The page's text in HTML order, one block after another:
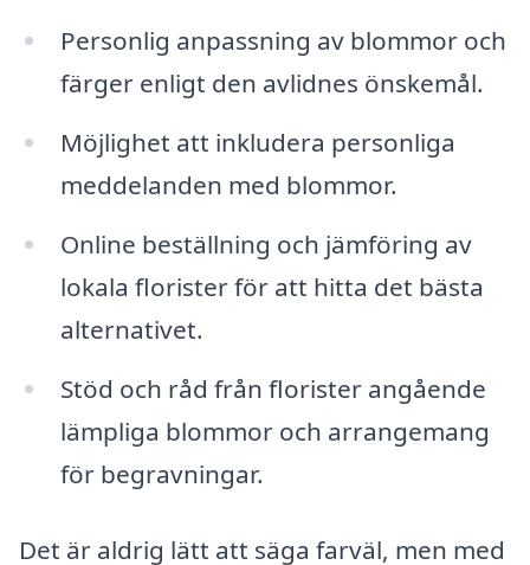
Personlig anpassning av blommor och
färger enligt den avlidnes önskemål.
Möjlighet att inkludera personliga
meddelanden med blommor.
Online beställning och jämföring av
lokala florister för att hitta det bästa
alternativet.
Stöd och råd från florister angående
lämpliga blommor och arrangemang
för begravningar.
Det är aldrig lätt att säga farväl, men med